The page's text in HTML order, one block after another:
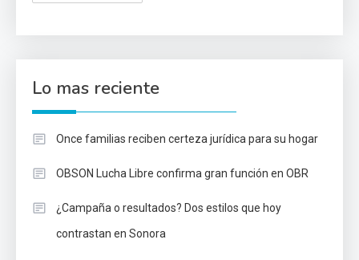
Lo mas reciente
Once familias reciben certeza jurídica para su hogar
OBSON Lucha Libre confirma gran función en OBR
¿Campaña o resultados? Dos estilos que hoy
contrastan en Sonora